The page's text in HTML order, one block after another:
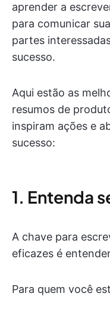
aprender a
para comunicar
partes
sucesso.
Aqui estão as
resumos de
inspiram ações e
sucesso:
1. Entenda
A chave para
eficazes é
Para quem você